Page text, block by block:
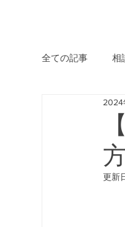
全ての記事 相
就業規則の
2024
更新